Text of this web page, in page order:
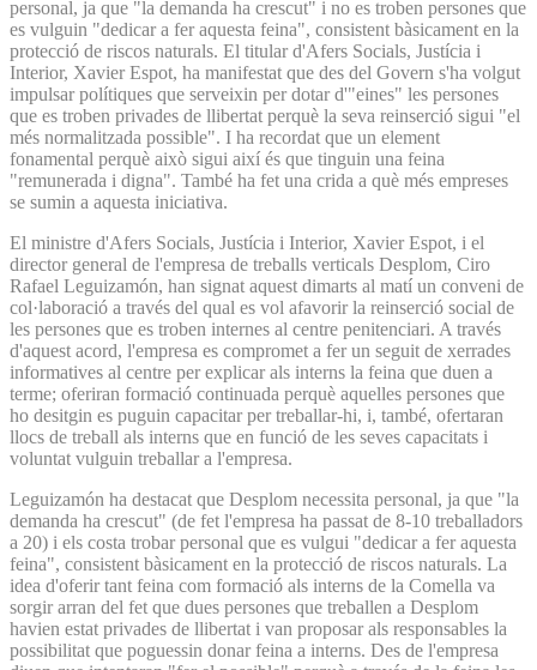
personal, ja que "la demanda ha crescut" i no es troben persones que
es vulguin "dedicar a fer aquesta feina", consistent bàsicament en la
protecció de riscos naturals. El titular d'Afers Socials, Justícia i
Interior, Xavier Espot, ha manifestat que des del Govern s'ha volgut
impulsar polítiques que serveixin per dotar d'"eines" les persones
que es troben privades de llibertat perquè la seva reinserció sigui "el
més normalitzada possible". I ha recordat que un element
fonamental perquè això sigui així és que tinguin una feina
"remunerada i digna". També ha fet una crida a què més empreses
se sumin a aquesta iniciativa.
El ministre d'Afers Socials, Justícia i Interior, Xavier Espot, i el
director general de l'empresa de treballs verticals Desplom, Ciro
Rafael Leguizamón, han signat aquest dimarts al matí un conveni de
col·laboració a través del qual es vol afavorir la reinserció social de
les persones que es troben internes al centre penitenciari. A través
d'aquest acord, l'empresa es compromet a fer un seguit de xerrades
informatives al centre per explicar als interns la feina que duen a
terme; oferiran formació continuada perquè aquelles persones que
ho desitgin es puguin capacitar per treballar-hi, i, també, ofertaran
llocs de treball als interns que en funció de les seves capacitats i
voluntat vulguin treballar a l'empresa.
Leguizamón ha destacat que Desplom necessita personal, ja que "la
demanda ha crescut" (de fet l'empresa ha passat de 8-10 treballadors
a 20) i els costa trobar personal que es vulgui "dedicar a fer aquesta
feina", consistent bàsicament en la protecció de riscos naturals. La
idea d'oferir tant feina com formació als interns de la Comella va
sorgir arran del fet que dues persones que treballen a Desplom
havien estat privades de llibertat i van proposar als responsables la
possibilitat que poguessin donar feina a interns. Des de l'empresa